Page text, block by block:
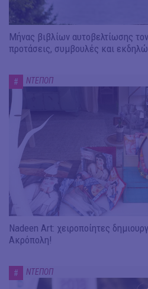
Μήνας βιβλίων αυτοβελτίωσης
προτάσεις, συμβουλές και
# ΝΤΕΠΟΠ
Nadeen Art: χειροποίητες
Ακρόπολη!
# ΝΤΕΠΟΠ